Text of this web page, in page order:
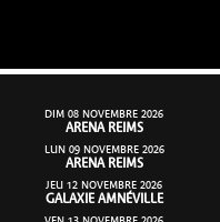
DIM 08 NOVEMBRE 2026
ARENA REIMS
LUN 09 NOVEMBRE 2026
ARENA REIMS
JEU 12 NOVEMBRE 2026
GALAXIE AMNÉVILLE